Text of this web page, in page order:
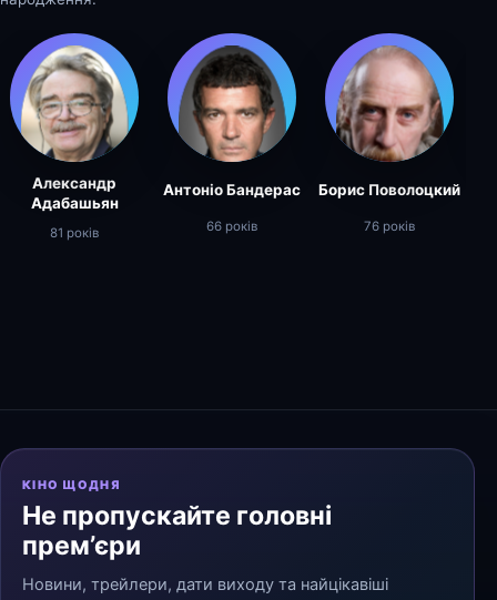
Александр
Адабашьян
81 років
Антоніо Бандерас
66 років
Борис Поволоцкий
76 років
КІНО ЩОДНЯ
Не пропускайте головні
прем’єри
Новини, трейлери, дати виходу та найцікавіші